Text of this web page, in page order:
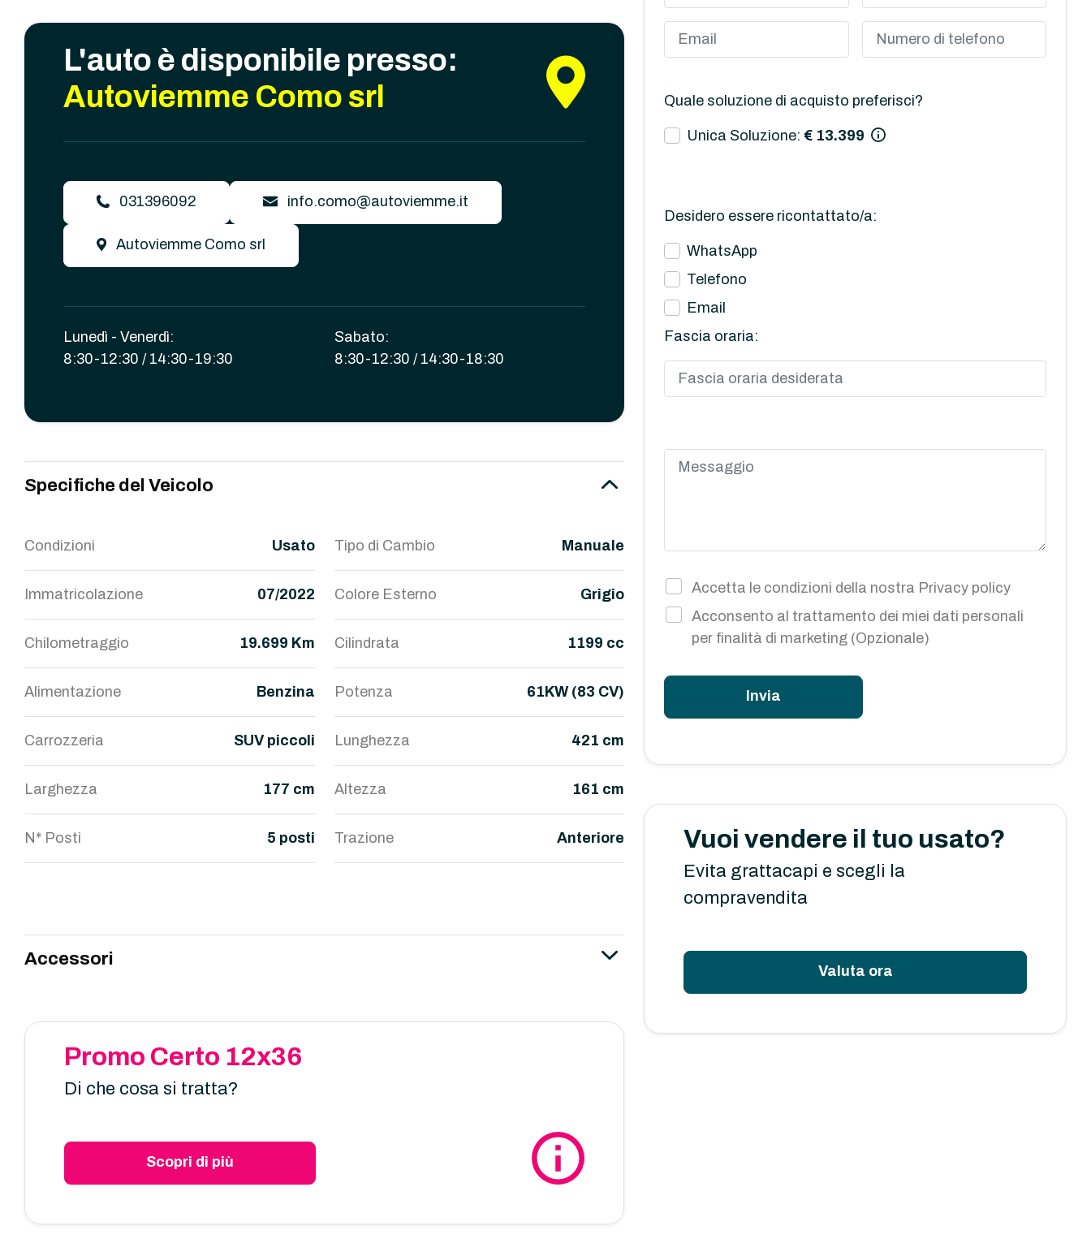
L'auto è disponibile presso:
Autoviemme Como srl
031396092 info.como@autoviemme.it
Autoviemme Como srl
Lunedì - Venerdì:
8:30-12:30 / 14:30-19:30
Sabato:
8:30-12:30 / 14:30-18:30
Specifiche del Veicolo
Condizioni Usato Tipo di Cambio Manuale
Immatricolazione 07/2022 Colore Esterno Grigio
Chilometraggio 19.699 Km Cilindrata 1199 cc
Alimentazione Benzina Potenza 61KW (83 CV)
Carrozzeria SUV piccoli Lunghezza 421 cm
Larghezza 177 cm Altezza 161 cm
N* Posti 5 posti Trazione Anteriore
Accessori
Promo Certo 12x36
Di che cosa si tratta?
Scopri di più
Quale soluzione di acquisto preferisci?
Unica Soluzione: € 13.399
Desidero essere ricontattato/a:
WhatsApp
Telefono
Email
Fascia oraria:
Accetta le condizioni della nostra Privacy policy
Acconsento al trattamento dei miei dati personali
per finalità di marketing (Opzionale)
Invia
Vuoi vendere il tuo usato?
Evita grattacapi e scegli la
compravendita
Valuta ora